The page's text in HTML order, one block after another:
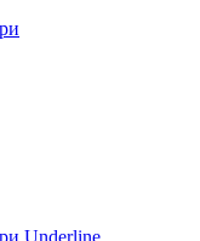
Underline